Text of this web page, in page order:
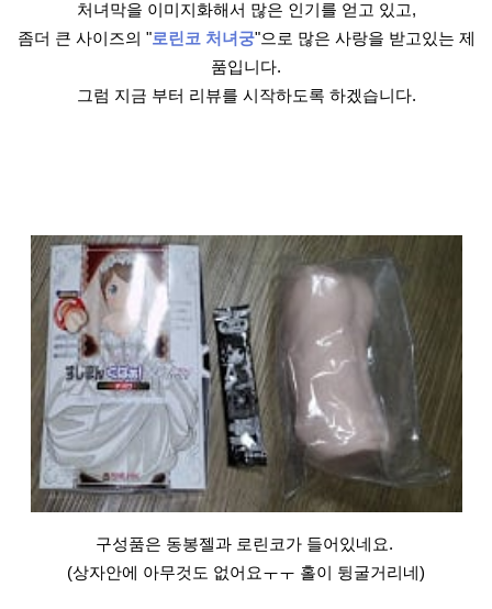
처녀막을 이미지화해서 많은 인기를 얻고 있고,
좀더 큰 사이즈의 "로린코 처녀궁"으로 많은 사랑을 받고있는 제
품입니다.
그럼 지금 부터 리뷰를 시작하도록 하겠습니다.
구성품은 동봉젤과 로린코가 들어있네요.
(상자안에 아무것도 없어요ㅜㅜ 홀이 뒹굴거리네)